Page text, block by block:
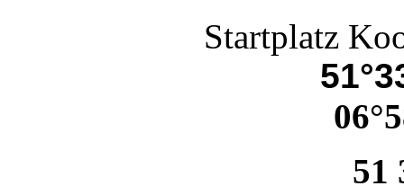
Startplatz
51